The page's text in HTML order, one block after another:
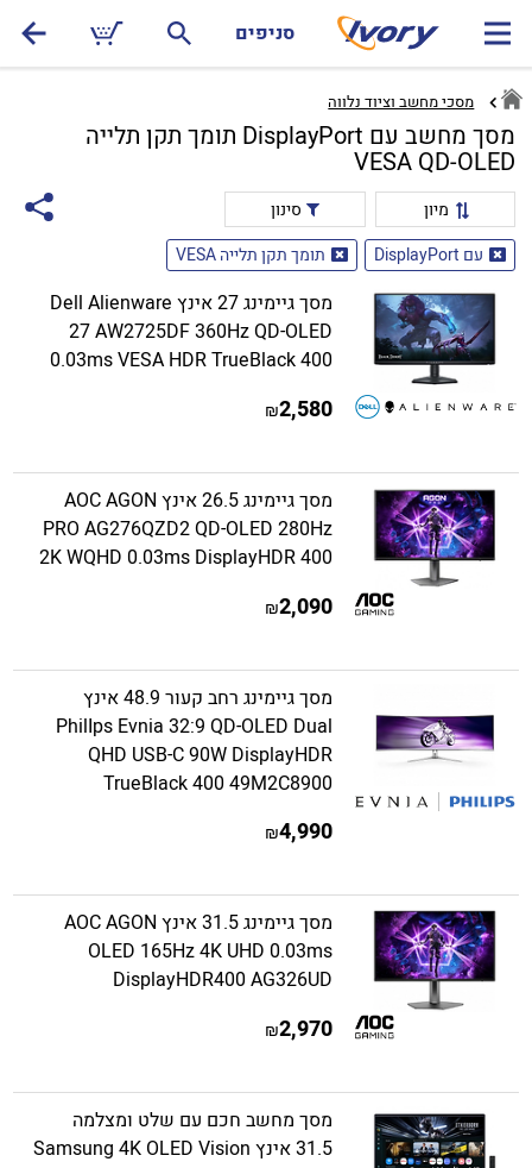
סניפים
מסכי מחשב וציוד נלווה
מסך מחשב עם DisplayPort תומך תקן תלייה
VESA QD-OLED
מיון
סינון
עם DisplayPort
תומך תקן תלייה VESA
מסך גיימינג 27 אינץ Dell Alienware
27 AW2725DF 360Hz QD-OLED
0.03ms VESA HDR TrueBlack 400
2,580
₪
מסך גיימינג 26.5 אינץ AOC AGON
PRO AG276QZD2 QD-OLED 280Hz
2K WQHD 0.03ms DisplayHDR 400
2,090
₪
מסך גיימינג רחב קעור 48.9 אינץ
PhilIps Evnia 32:9 QD-OLED Dual
QHD USB-C 90W DisplayHDR
TrueBlack 400 49M2C8900
4,990
₪
מסך גיימינג 31.5 אינץ AOC AGON
OLED 165Hz 4K UHD 0.03ms
DisplayHDR400 AG326UD
2,970
₪
מסך מחשב חכם עם שלט ומצלמה
31.5 אינץ Samsung 4K OLED Vision